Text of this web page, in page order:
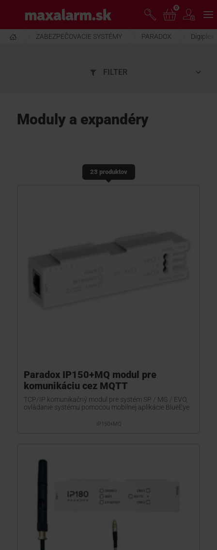
hlavnému
obsahu
www.maxalarm.sk
0
ZABEZPEČOVACIE SYSTÉMY PARADOX Digiplex
FILTER
Moduly a expandéry
23 produktov
Paradox IP150+MQ modul pre
komunikáciu cez MQTT
TCP/IP komunikačný modul pre systém SP / MG / EVO,
ovládanie systému pomocou mobilnej aplikácie BlueEye
IP150+MQ